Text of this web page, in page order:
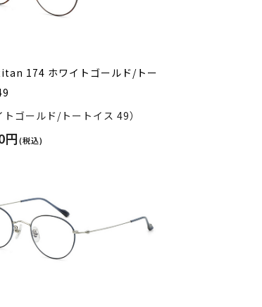
174 ホワイトゴールド/トー
トゴールド/トートイス 49）
円(税込)